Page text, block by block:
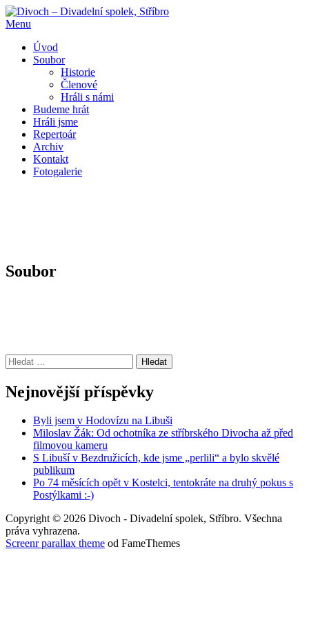
Přeskočit
na
Menu
Úvod
Soubor
Historie
Členové
Hráli s námi
Budeme hrát
Hráli jsme
Repertoár
Archiv
Kontakt
Fotogalerie
Soubor
Vyhledávání
Nejnovější příspěvky
Byli jsem v Hodovízu na Libuši
Miloslav Žák: Od ochotníka ze stříbrského Divocha až před
filmovou kameru
S Libuší v Bezdružicích, kde jsme „perlili“ a bylo skvělé
publikum
Po 74 měsících opět v Kostelci, tentokráte na druhý pokus s
Postýlkami :-)
Copyright © 2026 Divoch - Divadelní spolek, Stříbro. Všechna
práva vyhrazena.
Screenr parallax theme od FameThemes